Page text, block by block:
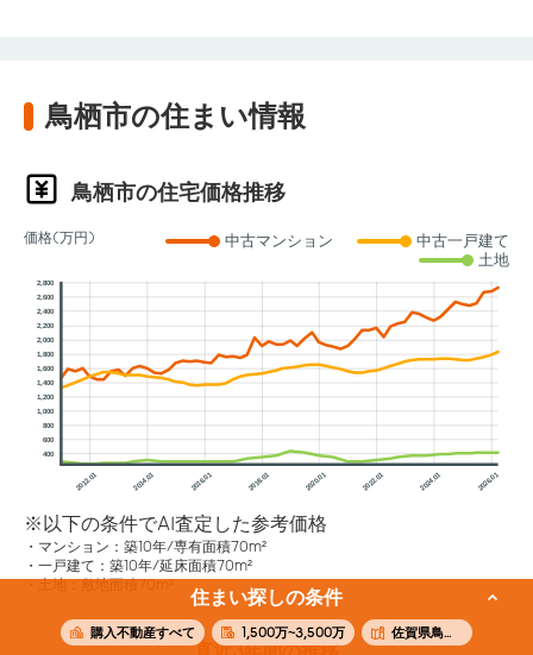
鳥栖市の住まい情報
鳥栖市の住宅価格推移
価格(万円) 中古マンション
中古一戸建て
土地
2012.01 2014.01 2016.01 2018.01 2020.01 2022.01 2024.01 2026.01
400
600
800
1,000
1,200
1,400
1,600
1,800
2,000
2,200
2,400
2,600
2,800
※以下の条件でAI査定した参考価格
マンション：築10年/専有面積70m²
一戸建て：築10年/延床面積70m²
土地：敷地面積70m²
住まい探しの条件
購入不動産すべて 1,500万~3,500万 佐賀県鳥栖市